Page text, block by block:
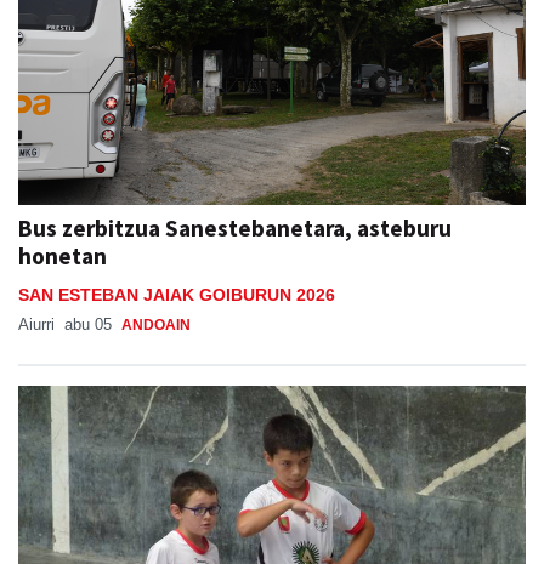
Bus zerbitzua Sanestebanetara, asteburu
honetan
SAN ESTEBAN JAIAK GOIBURUN 2026
Aiurri abu 05 ANDOAIN